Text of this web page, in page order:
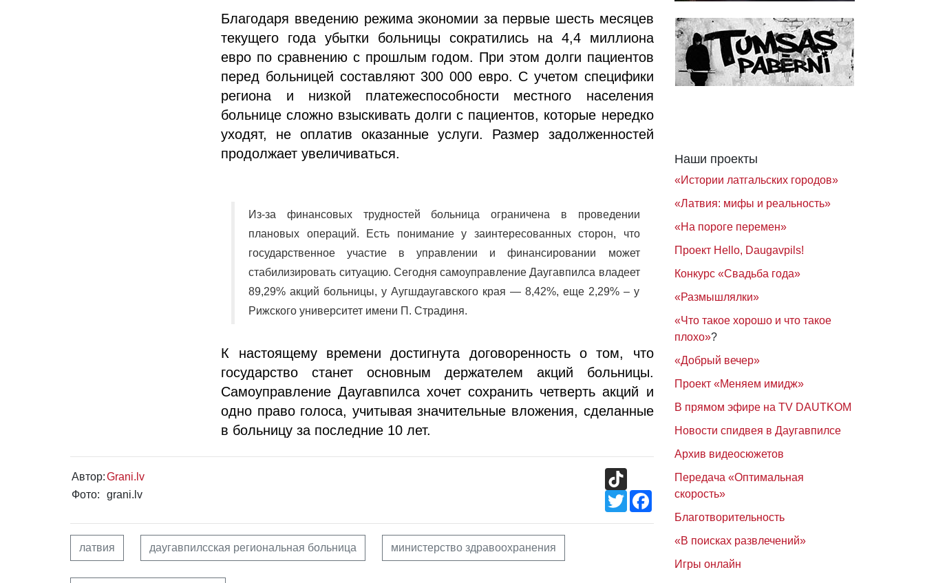
Благодаря введению режима экономии за первые шесть месяцев
текущего года убытки больницы сократились на 4,4 миллиона
евро по сравнению с прошлым годом. При этом долги пациентов
перед больницей составляют 300 000 евро. С учетом специфики
региона и низкой платежеспособности местного населения
больнице сложно взыскивать долги с пациентов, которые нередко
уходят, не оплатив оказанные услуги. Размер задолженностей
продолжает увеличиваться.
Из-за финансовых трудностей больница ограничена в проведении
плановых операций. Есть понимание у заинтересованных сторон, что
государственное участие в управлении и финансировании может
стабилизировать ситуацию. Сегодня самоуправление Даугавпилса владеет
89,29% акций больницы, у Аугшдаугавского края — 8,42%, еще 2,29% – у
Рижского университет имени П. Страдиня.
К настоящему времени достигнута договоренность о том, что
государство станет основным держателем акций больницы.
Самоуправление Даугавпилса хочет сохранить четверть акций и
одно право голоса, учитывая значительные вложения, сделанные
в больницу за последние 10 лет.
Автор:Grani.lv
Фото:
grani.lv
TikTok
TwitterFacebook
латвия даугавпилсская региональная больница министерство здравоохранения
Наши проекты
«Истории латгальских городов»
«Латвия: мифы и реальность»
«На пороге перемен»
Проект Hello, Daugavpils!
Конкурс «Свадьба года»
«Размышлялки»
«Что такое хорошо и что такое
плохо»?
«Добрый вечер»
Проект «Меняем имидж»
В прямом эфире на TV DAUTKOM
Новости спидвея в Даугавпилсе
Архив видеосюжетов
Передача «Оптимальная
скорость»
Благотворительность
«В поисках развлечений»
Игры онлайн